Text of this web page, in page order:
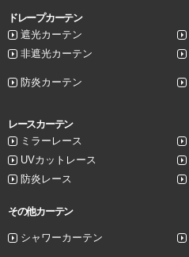
ドレープカーテン
遮光カーテン
非遮光カーテン
防炎カーテン
レースカーテン
ミラーレース
UVカットレース
防炎レース
その他カーテン
シャワーカーテン